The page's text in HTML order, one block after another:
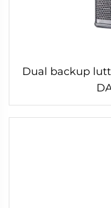
Dual backup